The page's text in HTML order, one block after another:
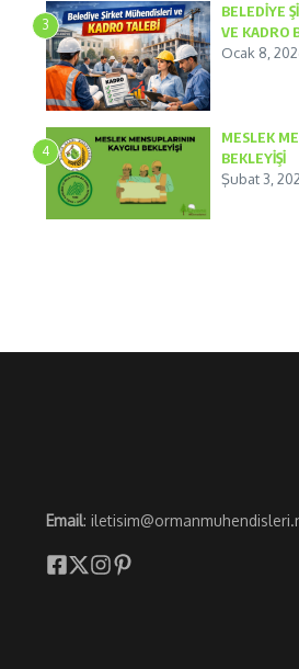
3
BELEDİYE
VE KADRO
Ocak 8,
4
MESLEK
BEKLEYİŞİ
Şubat 3,
Email: